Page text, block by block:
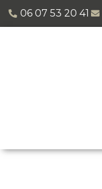
06 07 53 20 41​